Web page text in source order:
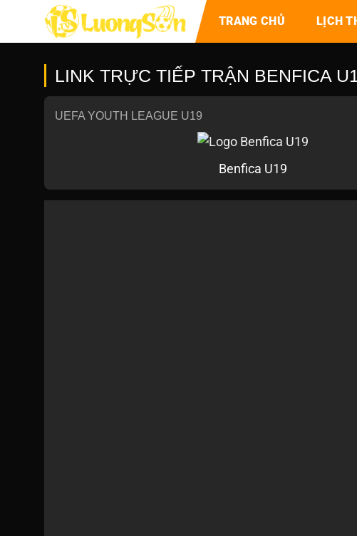
TRANG CHỦ LỊCH
LINK TRỰC TIẾP TRẬN BENFICA
UEFA YOUTH LEAGUE U19
Benfica U19